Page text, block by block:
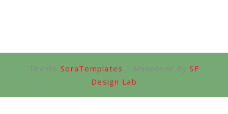
Thanks SoraTemplates | Makeover BySF
Design Lab